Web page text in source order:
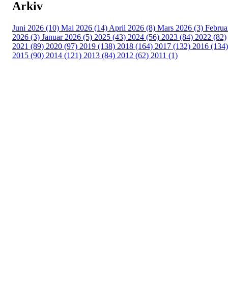
Arkiv
Juni 2026 (10) Mai 2026 (14) April 2026 (8) Mars 2026 (3)
2026 (3) Januar 2026 (5) 2025 (43) 2024 (56) 2023 (84) 2022 (82)
2021 (89) 2020 (97) 2019 (138) 2018 (164) 2017 (132) 2016 (134)
2015 (90) 2014 (121) 2013 (84) 2012 (62) 2011 (1)